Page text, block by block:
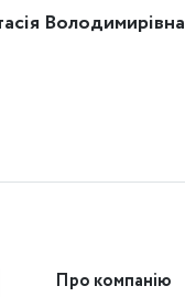
Володимирівна
Про компанію